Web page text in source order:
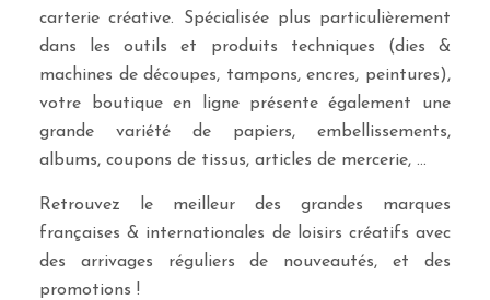
carterie créative. Spécialisée plus particulièrement
dans les outils et produits techniques (dies &
machines de découpes, tampons, encres, peintures),
votre boutique en ligne présente également une
grande variété de papiers, embellissements,
albums, coupons de tissus, articles de mercerie, …
Retrouvez le meilleur des grandes marques
françaises & internationales de loisirs créatifs avec
des arrivages réguliers de nouveautés, et des
promotions !